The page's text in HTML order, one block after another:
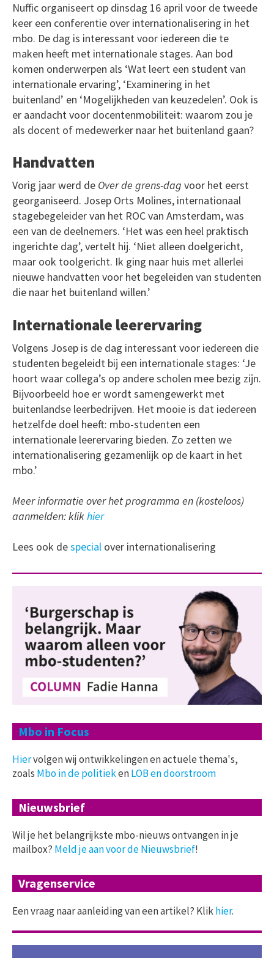
Nuffic organiseert op dinsdag 16 april voor de tweede
keer een conferentie over internationalisering in het
mbo. De dag is interessant voor iedereen die te
maken heeft met internationale stages. Aan bod
komen onderwerpen als ‘Wat leert een student van
internationale ervaring’, ‘Examinering in het
buitenland’ en ‘Mogelijkheden van keuzedelen’. Ook is
er aandacht voor docentenmobiliteit: waarom zou je
als docent of medewerker naar het buitenland gaan?
Handvatten
Vorig jaar werd de Over de grens-dag voor het eerst
georganiseerd. Josep Orts Molines, internationaal
stagebegeleider van het ROC van Amsterdam, was
een van de deelnemers. ‘Het was een heel praktisch
ingerichte dag’, vertelt hij. ‘Niet alleen doelgericht,
maar ook toolgericht. Ik ging naar huis met allerlei
nieuwe handvatten voor het begeleiden van studenten
die naar het buitenland willen.’
Internationale leerervaring
Volgens Josep is de dag interessant voor iedereen die
studenten begeleidt bij een internationale stages: ‘Je
hoort waar collega’s op andere scholen mee bezig zijn.
Bijvoorbeeld hoe er wordt samengewerkt met
buitenlandse leerbedrijven. Het mooie is dat iedereen
hetzelfde doel heeft: mbo-studenten een
internationale leerervaring bieden. Zo zetten we
internationalisering gezamenlijk op de kaart in het
mbo.’
Meer informatie over het programma en (kosteloos)
aanmelden: klikhier
Lees ook despecial over internationalisering
Mbo in Focus
Hiervolgen wij ontwikkelingen en actuele thema's,
zoals Mbo in de politiekenLOB en doorstroom
Nieuwsbrief
Wil je het belangrijkste mbo-nieuws ontvangen in je
mailbox? Meld je aan voor de Nieuwsbrief!
Vragenservice
Een vraag naar aanleiding van een artikel? Klikhier.